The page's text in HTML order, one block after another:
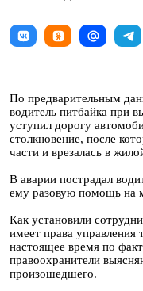
По предварительным
водитель питбайка при
уступил дорогу
столкновение, после
части и врезалась в
В аварии пострадал
ему разовую помощь на
Как установили
имеет права
настоящее время по
правоохранители
произошедшего.